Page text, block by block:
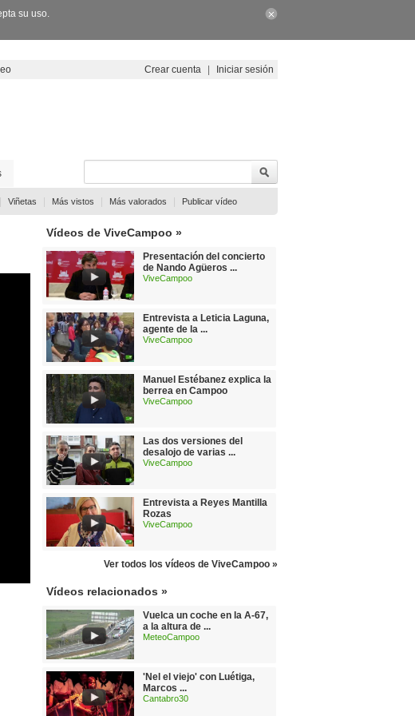
su uso.
Crear cuenta Iniciar sesión
Viñetas Más vistos Más valorados Publicar vídeo
Vídeos de ViveCampoo »
Presentación del concierto
de Nando Agüeros ...
ViveCampoo
Entrevista a Leticia Laguna,
agente de la ...
ViveCampoo
Manuel Estébanez explica la
berrea en Campoo
ViveCampoo
Las dos versiones del
desalojo de varias ...
ViveCampoo
Entrevista a Reyes Mantilla
Rozas
ViveCampoo
Ver todos los vídeos de ViveCampoo »
Vídeos relacionados »
Vuelca un coche en la A-67,
a la altura de ...
MeteoCampoo
'Nel el viejo' con Luétiga,
Marcos ...
Cantabro30